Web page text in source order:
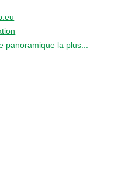
panoramique la plus...